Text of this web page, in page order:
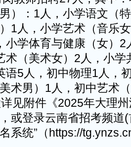
）：1人，小学语文（
1人，小学艺术（音乐
小学体育与健康（女）2
术（美术女）2人，小学
语5人，初中物理1人，
术男）1人，初中艺术
见附件《2025年大理
或登录云南省招考频
系统”（https://